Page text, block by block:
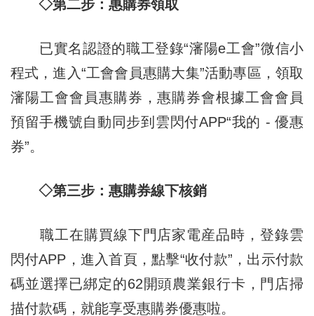
◇第二步：惠購券領取
已實名認證的職工登錄“瀋陽e工會”微信小
程式，進入“工會會員惠購大集”活動專區，領取
瀋陽工會會員惠購券，惠購券會根據工會會員
預留手機號自動同步到雲閃付APP“我的 - 優惠
券”。
◇第三步：惠購券線下核銷
職工在購買線下門店家電産品時，登錄雲
閃付APP，進入首頁，點擊“收付款”，出示付款
碼並選擇已綁定的62開頭農業銀行卡，門店掃
描付款碼，就能享受惠購券優惠啦。